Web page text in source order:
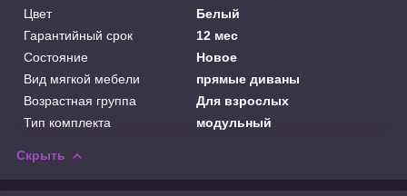
Цвет
Белый
Гарантийный срок
12 мес
Состояние
Новое
Вид мягкой мебели
прямые диваны
Возрастная группа
Для взрослых
Тип комплекта
модульный
Скрыть